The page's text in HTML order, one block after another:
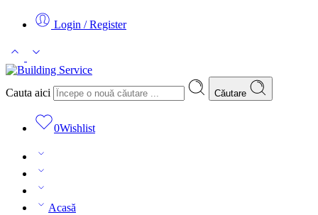
Login / Register
Cauta aici Căutare
0Wishlist
Acasă